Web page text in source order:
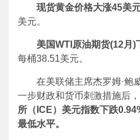
现货黄金价格大涨45美
美元。
美国WTI原油期货(12月)
每桶38.51美元。
在美联储主席杰罗姆·鲍
一步财政和货币刺激措施后，
所（ICE）美元指数下跌
最低水平。